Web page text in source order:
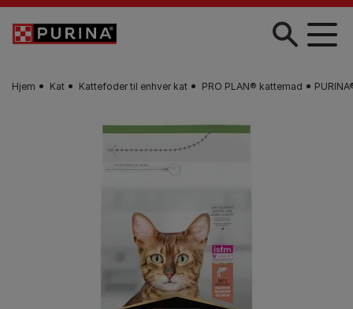
Gå til hovedindhold
Hjem Kat Kattefoder til enhver kat PRO PLAN® kattemad